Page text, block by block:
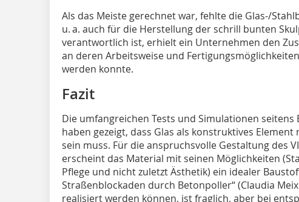
Als das Meiste gerechnet war, fehlte die Glas-/
u. a. auch für die Herstellung der schrill bunten
verantwortlich ist, erhielt ein Unternehmen den
an deren Arbeitsweise und
werden konnte.
Fazit
Die umfangreichen Tests und Simulationen
haben gezeigt, dass Glas als konstruktives
sein muss. Für die anspruchsvolle Gestaltung des
erscheint das Ma­terial mit seinen Möglichkeiten
Pflege und nicht zuletzt Ästhetik) ein idealer
Straßenblockaden durch Betonpoller“ (Claudia
realisiert werden können, ist fraglich, aber bei